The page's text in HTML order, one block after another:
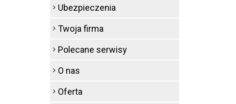
Ubezpieczenia
Twoja firma
Polecane serwisy
O nas
Oferta